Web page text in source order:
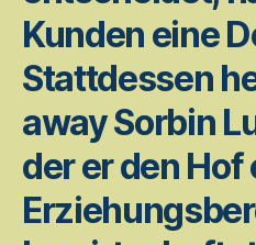
Kunden eine
Stattdessen
away Sorbin
der er den Hof